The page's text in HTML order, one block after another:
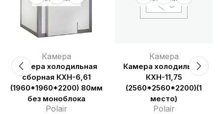
Камера
Камера холодильная
сборная КХН-6,61
(1960*1960*2200) 80мм
без моноблока
Polair
Камера
Камера холодильная
КХН-11,75
(2560*2560*2200)(1
место)
Polair